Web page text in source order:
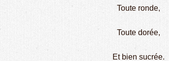
Toute ronde,
Toute dorée,
Et bien sucrée.